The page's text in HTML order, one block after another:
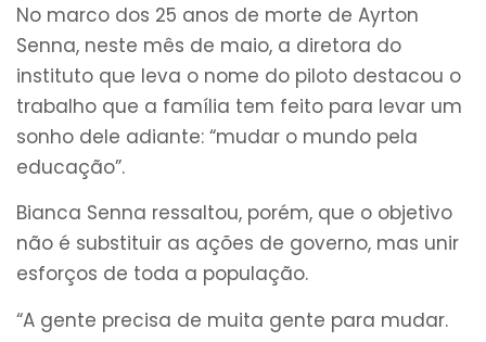
No marco dos 25 anos de morte de Ayrton
Senna, neste mês de maio, a diretora do
instituto que leva o nome do piloto destacou o
trabalho que a família tem feito para levar um
sonho dele adiante: “mudar o mundo pela
educação”.
Bianca Senna ressaltou, porém, que o objetivo
não é substituir as ações de governo, mas unir
esforços de toda a população.
“A gente precisa de muita gente para mudar.